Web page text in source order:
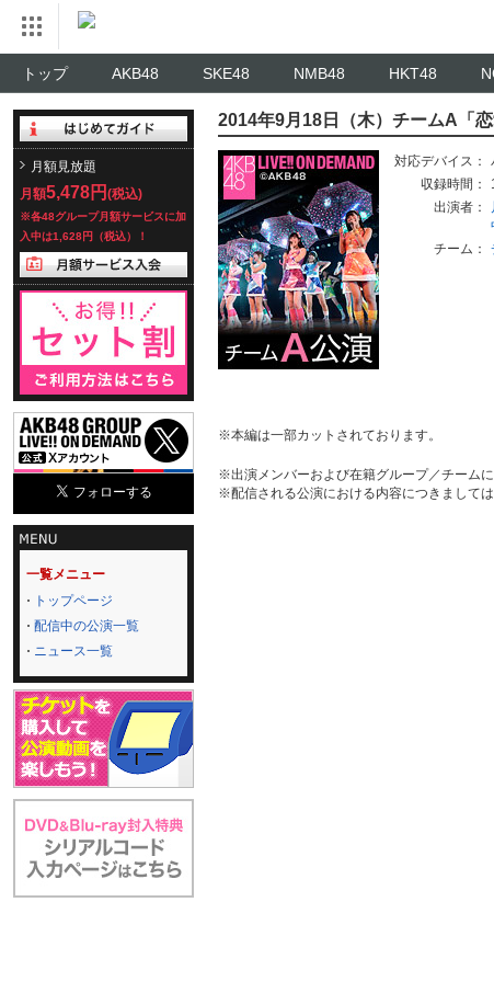
トップ AKB48 SKE48 NMB48 HKT48
月額見放題
月額5,478円 (税込)
※各48グループ月額サービスに加
入中は1,628円（税込）！
一覧メニュー
トップページ
配信中の公演一覧
ニュース一覧
2014年9月18日（木）チームA「
対応デバイス：
収録時間：
出演者：
チーム：
※本編は一部カットされております。
※出演メンバーおよび在籍グループ／チーム
※配信される公演における内容につきまして